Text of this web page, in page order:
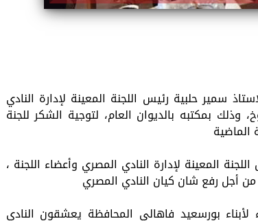
سمير حلبية رئيس اللجنة المعينة لإدارة النادي
بمكتبه بالديوان العام، لتوجية الشكر للجنة
الماضية
المعينة لإدارة النادي المصري وأعضاء اللجنة ،
من أجل رفع شان كيان النادي المصري
لأبناء بورسعيد فاهالي المحافظة يعشقون النادي